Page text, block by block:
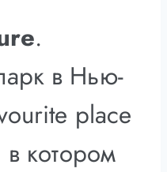
.
в Нью-
place
котором